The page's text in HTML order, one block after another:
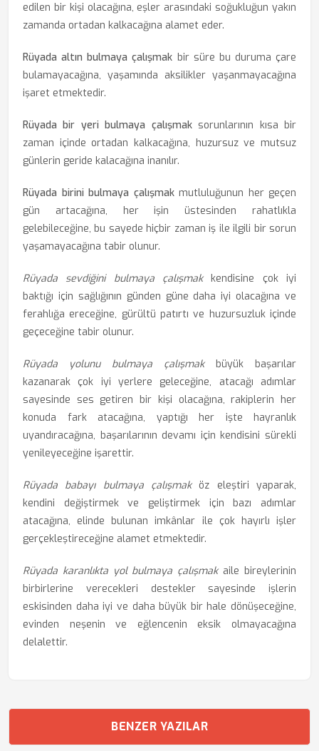
edilen bir kişi olacağına, eşler arasındaki soğukluğun yakın
zamanda ortadan kalkacağına alamet eder.
Rüyada altın bulmaya çalışmak bir süre bu duruma çare
bulamayacağına, yaşamında aksilikler yaşanmayacağına
işaret etmektedir.
Rüyada bir yeri bulmaya çalışmaksorunlarının kısa bir
zaman içinde ortadan kalkacağına, huzursuz ve mutsuz
günlerin geride kalacağına inanılır.
Rüyada birini bulmaya çalışmakmutluluğunun her geçen
gün artacağına, her işin üstesinden rahatlıkla
gelebileceğine, bu sayede hiçbir zaman iş ile ilgili bir sorun
yaşamayacağına tabir olunur.
Rüyada sevdiğini bulmaya çalışmakkendisine çok iyi
baktığı için sağlığının günden güne daha iyi olacağına ve
ferahlığa ereceğine, gürültü patırtı ve huzursuzluk içinde
geçeceğine tabir olunur.
Rüyada yolunu bulmaya çalışmakbüyük başarılar
kazanarak çok iyi yerlere geleceğine, atacağı adımlar
sayesinde ses getiren bir kişi olacağına, rakiplerin her
konuda fark atacağına, yaptığı her işte hayranlık
uyandıracağına, başarılarının devamı için kendisini sürekli
yenileyeceğine işarettir.
Rüyada babayı bulmaya çalışmaköz eleştiri yaparak,
kendini değiştirmek ve geliştirmek için bazı adımlar
atacağına, elinde bulunan imkânlar ile çok hayırlı işler
gerçekleştireceğine alamet etmektedir.
Rüyada karanlıkta yol bulmaya çalışmakaile bireylerinin
birbirlerine verecekleri destekler sayesinde işlerin
eskisinden daha iyi ve daha büyük bir hale dönüşeceğine,
evinden neşenin ve eğlencenin eksik olmayacağına
delalettir.
BENZER YAZILAR